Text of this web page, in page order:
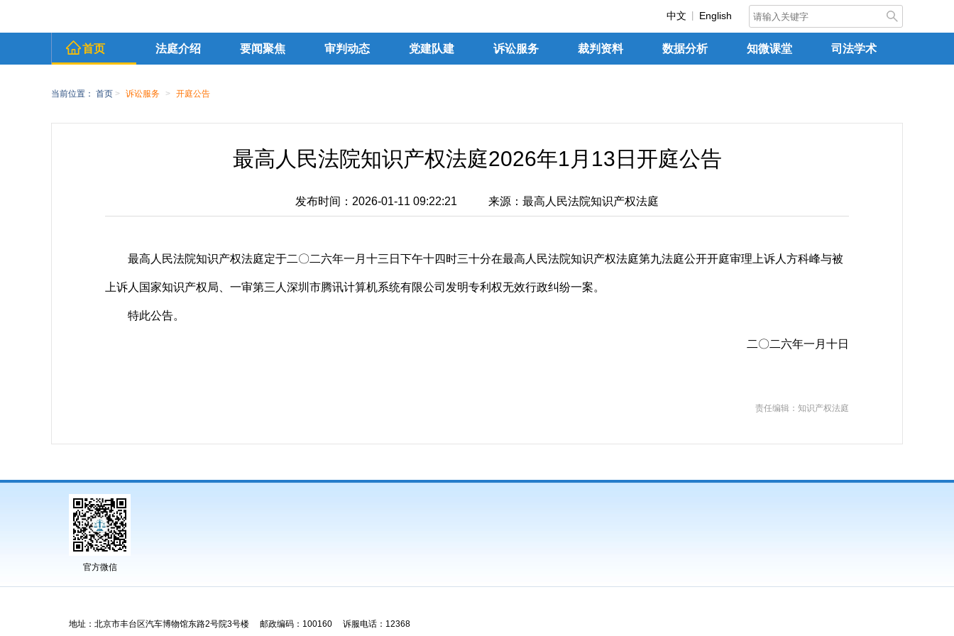
中文 English
首页 法庭介绍 要闻聚焦 审判动态 党建队建 诉讼服务 裁判资料 数据分析 知微课堂 司法学术
当前位置： 首页 > 诉讼服务 > 开庭公告
最高人民法院知识产权法庭2026年1月13日开庭公告
发布时间：2026-01-11 09:22:21 来源：最高人民法院知识产权法庭
最高人民法院知识产权法庭定于二〇二六年一月十三日下午十四时三十分在最高人民法院知识产权法庭第九法庭公开开庭审理上诉人方科峰与被
上诉人国家知识产权局、一审第三人深圳市腾讯计算机系统有限公司发明专利权无效行政纠纷一案。
特此公告。
二〇二六年一月十日
责任编辑：知识产权法庭
官方微信
地址：北京市丰台区汽车博物馆东路2号院3号楼 邮政编码：100160 诉服电话：12368